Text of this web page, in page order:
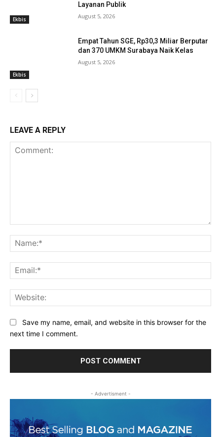
Ekbis
Layanan Publik
August 5, 2026
Ekbis
Empat Tahun SGE, Rp30,3 Miliar Berputar
dan 370 UMKM Surabaya Naik Kelas
August 5, 2026
LEAVE A REPLY
Save my name, email, and website in this browser for the
next time I comment.
- Advertisment -